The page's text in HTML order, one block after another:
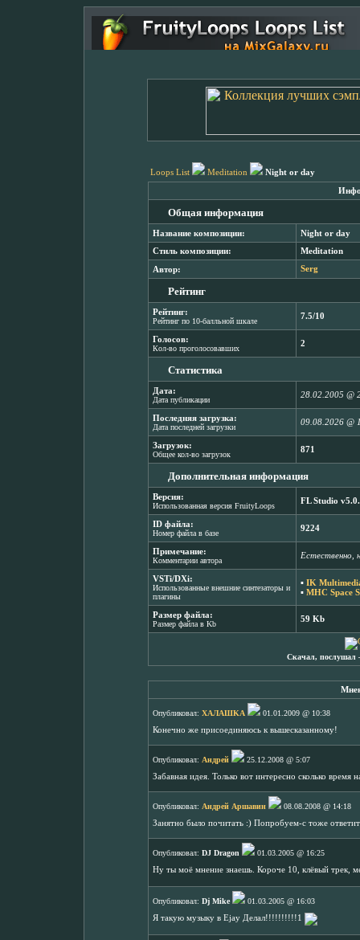
Loops List Meditation Night or day
Общая информация
Название композиции: Night or day
Стиль композиции: Meditation
Автор: Serg
Рейтинг
Рейтинг:
Рейтинг по 10-балльной шкале
7.5/10
Голосов:
Кол-во проголосовавших
2
Статистика
Дата:
Дата публикации
28.02.2005 @
Последняя загрузка:
Дата последней загрузки
09.08.2026 @
Загрузок:
Общее кол-во загрузок
871
Дополнительная информация
Версия:
Использованная версия FruityLoops
FL Studio
ID файла:
Номер файла в базе
9224
Примечание:
Комментарии автора
Естественно,
VSTi/DXi:
Использованные внешние синтезаторы и
плагины
▪ IK
▪ MHC Space
Размер файла:
Размер файла в Kb
59 Kb
Скачал, послушал
Опубликовал: XAЛAШKA
01.01.2009 @ 10:38
Конечно же присоединяюсь к вышесказанному!
Опубликовал: Андрей
25.12.2008 @ 5:07
Забавная идея. Только вот интересно сколько время
Опубликовал: Андрей Аршавин
08.08.2008 @ 14:18
Занятно было почитать :) Попробуем-с тоже
Опубликовал: DJ Dragon
01.03.2005 @ 16:25
Ну ты моё мнение знаешь. Короче 10, клёвый трек,
Опубликовал: Dj Mike
01.03.2005 @ 16:03
Я такую музыку в Ejay Делал!!!!!!!!!!1